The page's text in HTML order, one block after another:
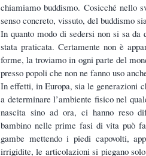
chiamiamo buddismo. Cosicché nello
senso concreto, vissuto, del buddismo
In quanto modo di sedersi non si sa da
stata praticata. Certamente non è
forme, la troviamo in ogni parte del
presso popoli che non ne fanno uso
In effetti, in Europa, sia le generazioni
a determinare l’ambiente fisico nel
nascita sino ad ora, ci hanno reso
bambino nelle prime fasi di vita può
gambe mettendo i piedi capovolti,
irrigidite, le articolazioni si piegano